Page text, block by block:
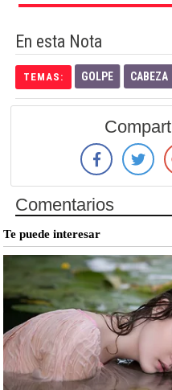
En esta Nota
TEMAS: GOLPE CABEZA
Comentarios